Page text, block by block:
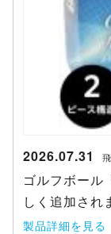
2026.07.31
ゴルフボール
しく追加され
製品詳細を見る